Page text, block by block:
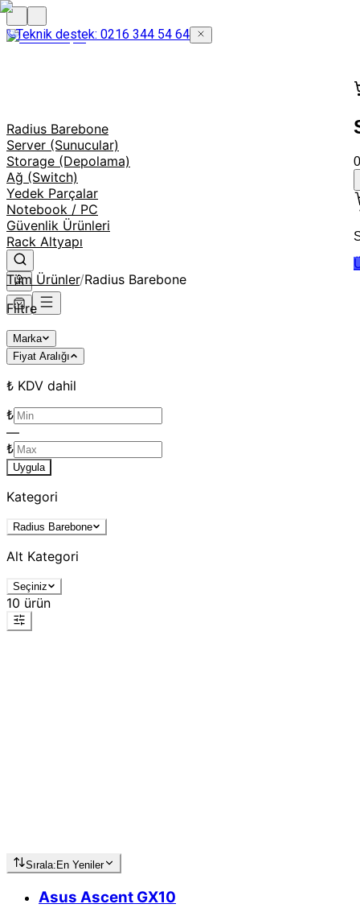
Teknik destek: 0216 344 54 64
Radius Barebone
Server (Sunucular)
Storage (Depolama)
Ağ (Switch)
Yedek Parçalar
Notebook / PC
Güvenlik Ürünleri
Rack Altyapı
0
Tüm Ürünler/Radius Barebone
Filtre
Marka
Fiyat Aralığı
₺ KDV dahil
₺
—
₺
Uygula
Kategori
Radius Barebone
Alt Kategori
Seçiniz
10 ürün
Sırala:En Yeniler
Asus Ascent GX10